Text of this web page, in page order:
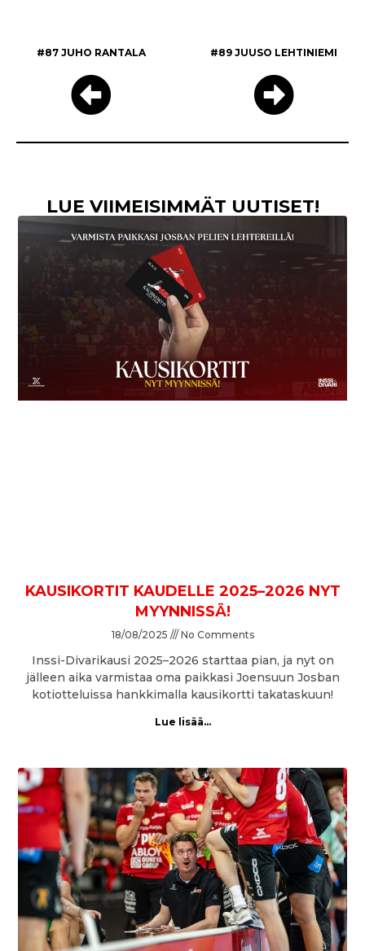
#87 JUHO RANTALA #89 JUUSO LEHTINIEMI
LUE VIIMEISIMMÄT UUTISET!
KAUSIKORTIT KAUDELLE 2025–2026 NYT
MYYNNISSÄ!
18/08/2025 No Comments
Inssi-Divarikausi 2025–2026 starttaa pian, ja nyt on
jälleen aika varmistaa oma paikkasi Joensuun Josban
kotiotteluissa hankkimalla kausikortti takataskuun!
Lue lisää...